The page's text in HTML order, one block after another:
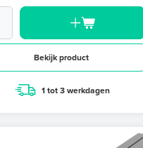
Bekijk product
1 tot 3 werkdagen